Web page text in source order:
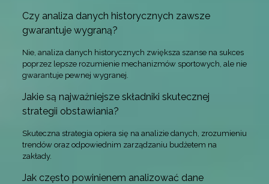
Czy analiza danych historycznych zawsze
gwarantuje wygraną?
Nie, analiza danych historycznych zwiększa szanse na sukces
poprzez lepsze rozumienie mechanizmów sportowych, ale nie
gwarantuje pewnej wygranej.
Jakie są najważniejsze składniki skutecznej
strategii obstawiania?
Skuteczna strategia opiera się na analizie danych, zrozumieniu
trendów oraz odpowiednim zarządzaniu budżetem na
zakłady.
Jak często powinienem analizować dane